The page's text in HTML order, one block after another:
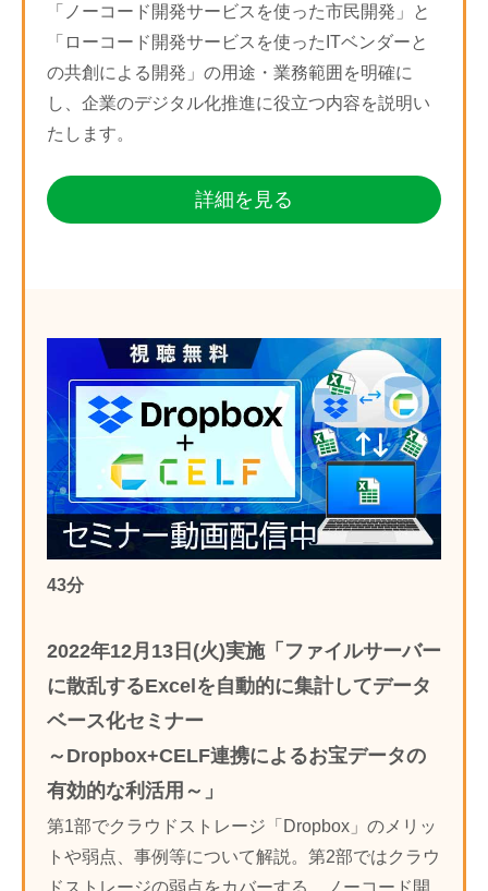
「ノーコード開発サービスを使った市民開発」と
「ローコード開発サービスを使ったITベンダーと
の共創による開発」の用途・業務範囲を明確に
し、企業のデジタル化推進に役立つ内容を説明い
たします。
詳細を見る
43分
2022年12月13日(火)実施「ファイルサーバー
に散乱するExcelを自動的に集計してデータ
ベース化セミナー
～Dropbox+CELF連携によるお宝データの
有効的な利活用～」
第1部でクラウドストレージ「Dropbox」のメリッ
トや弱点、事例等について解説。第2部ではクラウ